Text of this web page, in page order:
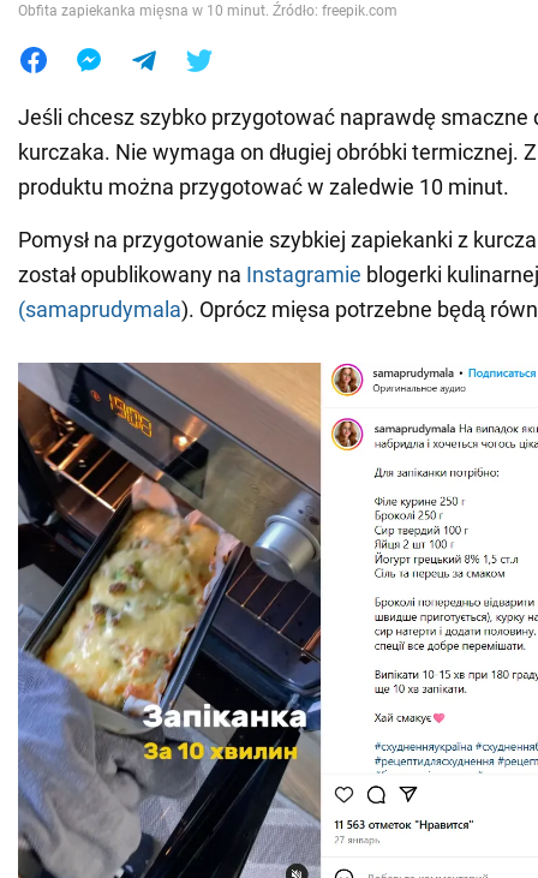
Jedzenie
Obfita zapiekanka mięsna w 10 minut. Źródło: freepik.com
Jeśli chcesz szybko przygotować naprawdę smaczne
kurczaka. Nie wymaga on długiej obróbki termicznej.
produktu można przygotować w zaledwie 10 minut.
Pomysł na przygotowanie szybkiej zapiekanki z
został opublikowany na Instagramie blogerki
(samaprudymala). Oprócz mięsa potrzebne będą